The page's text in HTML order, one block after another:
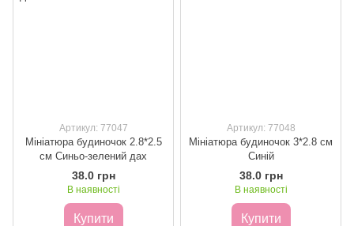
Артикул: 77047
Мініатюра будиночок 2.8*2.5
см Синьо-зелений дах
38.0 грн
В наявності
Купити
Артикул: 77048
Мініатюра будиночок 3*2.8 см
Синій
38.0 грн
В наявності
Купити